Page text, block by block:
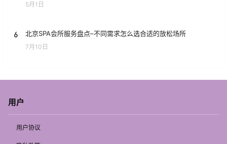
5月1日
6 北京SPA会所服务盘点–不同需求怎么选合适的放松场所
7月10日
用户
用户协议